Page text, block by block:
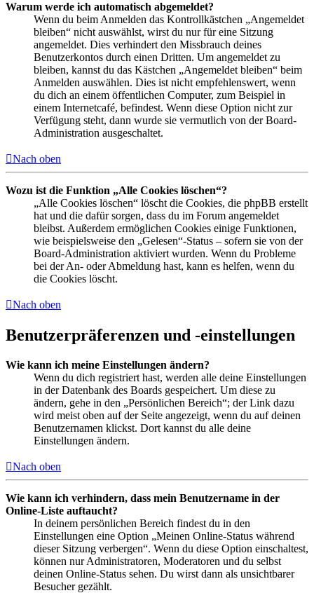
Warum werde ich automatisch abgemeldet?
Wenn du beim Anmelden das Kontrollkästchen „Angemeldet
bleiben“ nicht auswählst, wirst du nur für eine Sitzung
angemeldet. Dies verhindert den Missbrauch deines
Benutzerkontos durch einen Dritten. Um angemeldet zu
bleiben, kannst du das Kästchen „Angemeldet bleiben“ beim
Anmelden auswählen. Dies ist nicht empfehlenswert, wenn
du dich an einem öffentlichen Computer, zum Beispiel in
einem Internetcafé, befindest. Wenn diese Option nicht zur
Verfügung steht, dann wurde sie vermutlich von der Board-
Administration ausgeschaltet.
Nach oben
Wozu ist die Funktion „Alle Cookies löschen“?
„Alle Cookies löschen“ löscht die Cookies, die phpBB erstellt
hat und die dafür sorgen, dass du im Forum angemeldet
bleibst. Außerdem ermöglichen Cookies einige Funktionen,
wie beispielsweise den „Gelesen“-Status – sofern sie von der
Board-Administration aktiviert wurden. Wenn du Probleme
bei der An- oder Abmeldung hast, kann es helfen, wenn du
die Cookies löscht.
Nach oben
Benutzerpräferenzen und -einstellungen
Wie kann ich meine Einstellungen ändern?
Wenn du dich registriert hast, werden alle deine Einstellungen
in der Datenbank des Boards gespeichert. Um diese zu
ändern, gehe in den „Persönlichen Bereich“; der Link dazu
wird meist oben auf der Seite angezeigt, wenn du auf deinen
Benutzernamen klickst. Dort kannst du alle deine
Einstellungen ändern.
Nach oben
Wie kann ich verhindern, dass mein Benutzername in der
Online-Liste auftaucht?
In deinem persönlichen Bereich findest du in den
Einstellungen eine Option „Meinen Online-Status während
dieser Sitzung verbergen“. Wenn du diese Option einschaltest,
können nur Administratoren, Moderatoren und du selbst
deinen Online-Status sehen. Du wirst dann als unsichtbarer
Besucher gezählt.